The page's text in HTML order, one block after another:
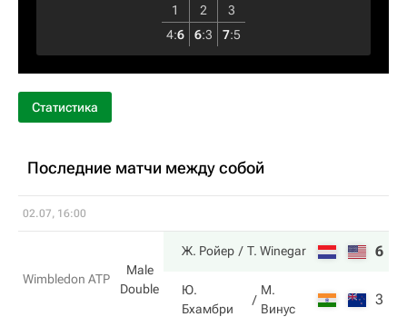
1 2
3
4:6 6:3 7:5
Статистика
Последние матчи между собой
02.07, 16:00
Wimbledon ATP
Male
Double
Ж. Ройер T. Winegar 6
Ю.
Бхамбри
М.
Винус
3